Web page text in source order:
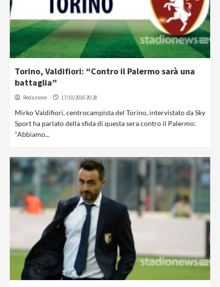
Torino, Valdifiori: “Contro il Palermo sarà una
battaglia”
Redazione 17/10/2016 20:28
Mirko Valdifiori, centrocampista del Torino, intervistato da Sky
Sport ha parlato della sfida di questa sera contro il Palermo:
"Abbiamo...